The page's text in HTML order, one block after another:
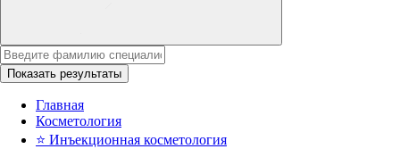
Показать результаты
Главная
Косметология
⭐ Инъекционная косметология